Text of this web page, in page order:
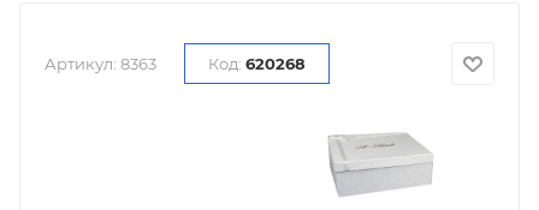
Артикул: 8363 Код: 620268